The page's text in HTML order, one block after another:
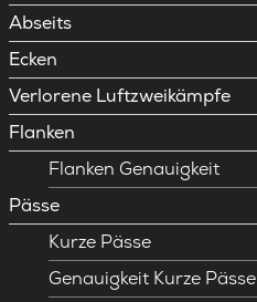
Abseits
Ecken
Verlorene Luftzweikämpfe
Flanken
Flanken Genauigkeit
Pässe
Kurze Pässe
Genauigkeit Kurze Pässe